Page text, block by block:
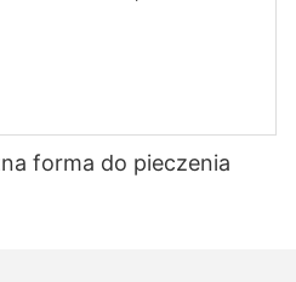
forma do pieczenia